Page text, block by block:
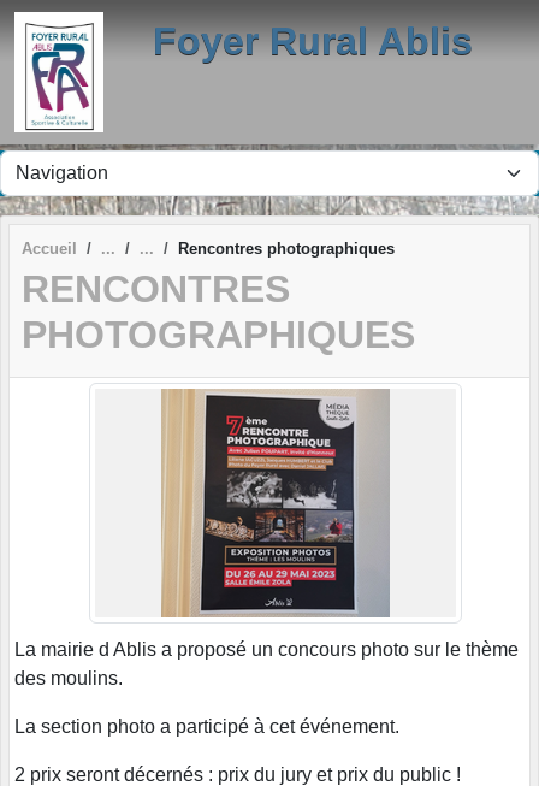
Foyer Rural Ablis
Accueil Rencontres photographiques
RENCONTRES
PHOTOGRAPHIQUES
La mairie d Ablis a proposé un concours photo sur le thème
des moulins.
La section photo a participé à cet événement.
2 prix seront décernés : prix du jury et prix du public !
Panneau de gestion des cookies